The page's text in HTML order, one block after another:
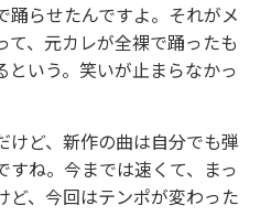
らせたんですよ。それがメ
て、元カレが全裸で踊ったも
という。笑いが止まらなかっ
けど、新作の曲は自分でも弾
すね。今までは速くて、まっ
ど、今回はテンポが変わった